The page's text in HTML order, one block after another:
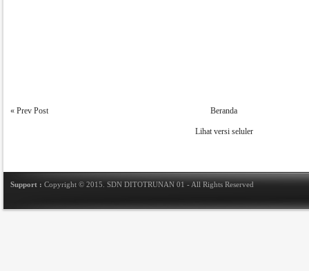
« Prev Post Beranda
Lihat versi seluler
Support : Copyright © 2015. SDN DITOTRUNAN 01 - All Rights Reserved